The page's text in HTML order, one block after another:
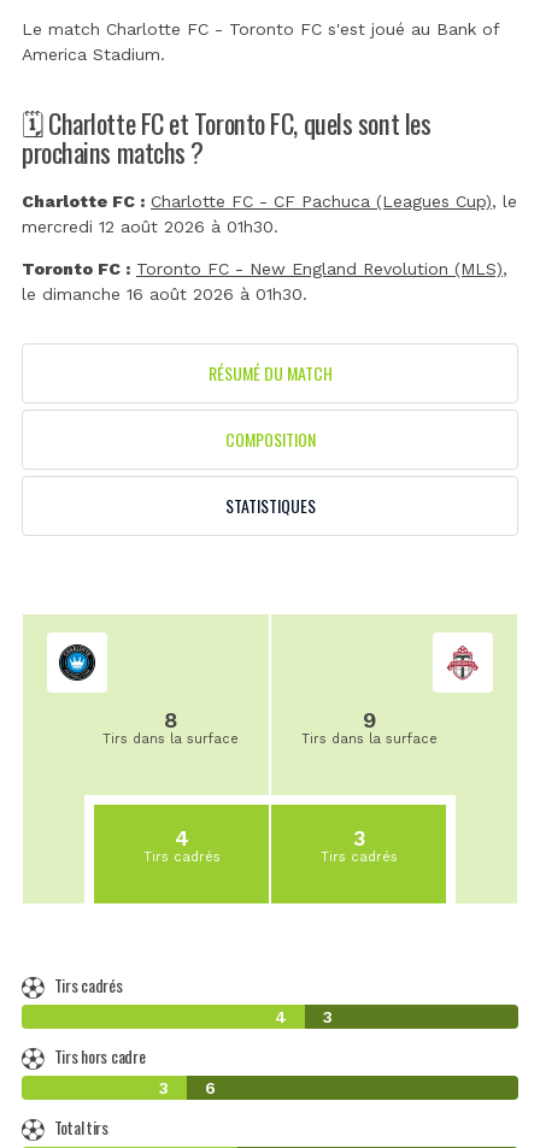
Le match Charlotte FC - Toronto FC s'est joué au Bank of
America Stadium.
🗓️ Charlotte FC et Toronto FC, quels sont les
prochains matchs ?
Charlotte FC : Charlotte FC - CF Pachuca (Leagues Cup), le
mercredi 12 août 2026 à 01h30.
Toronto FC : Toronto FC - New England Revolution (MLS),
le dimanche 16 août 2026 à 01h30.
RÉSUMÉ DU MATCH
COMPOSITION
STATISTIQUES
8
Tirs dans la surface
4
Tirs cadrés
9
Tirs dans la surface
3
Tirs cadrés
Tirs cadrés
4 3
Tirs hors cadre
3 6
Total tirs